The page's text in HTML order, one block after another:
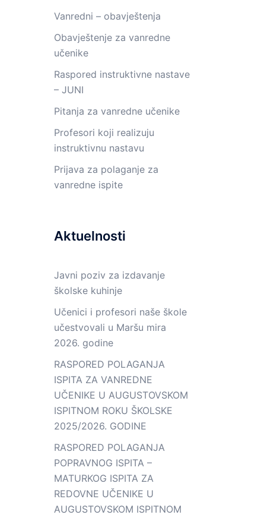
Vanredni – obavještenja
Obavještenje za vanredne
učenike
Raspored instruktivne nastave
– JUNI
Pitanja za vanredne učenike
Profesori koji realizuju
instruktivnu nastavu
Prijava za polaganje za
vanredne ispite
Aktuelnosti
Javni poziv za izdavanje
školske kuhinje
Učenici i profesori naše škole
učestvovali u Maršu mira
2026. godine
RASPORED POLAGANJA
ISPITA ZA VANREDNE
UČENIKE U AUGUSTOVSKOM
ISPITNOM ROKU ŠKOLSKE
2025/2026. GODINE
RASPORED POLAGANJA
POPRAVNOG ISPITA –
MATURKOG ISPITA ZA
REDOVNE UČENIKE U
AUGUSTOVSKOM ISPITNOM